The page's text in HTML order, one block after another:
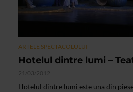
ARTELE SPECTACOLULUI
Hotelul dintre lumi –
21/03/2012
Hotelul dintre lumi este una din